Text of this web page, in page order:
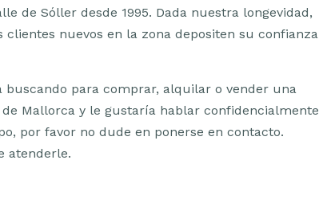
de Sóller desde 1995. Dada nuestra longevidad,
clientes nuevos en la zona depositen su confianza
buscando para comprar, alquilar o vender una
Mallorca y le gustaría hablar confidencialmente
por favor no dude en ponerse en contacto.
atenderle.